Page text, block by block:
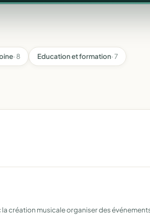
· 8 Education et formation· 7
création musicale organiser des